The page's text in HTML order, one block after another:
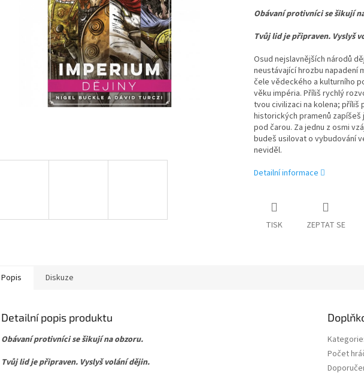
Obávaní protivníci se šikují
Tvůj lid je připraven. Vyslyš
Osud nejslavnějších národů
neustávající hrozbu napadení
čele vědeckého a kulturního
věku impéria. Příliš rychlý
tvou civilizaci na kolena; příliš
historických pramenů zapíšeš
pod čarou. Za jednu z osmi
budeš usilovat o vybudování
neviděl.
Detailní informace
TISK ZEPTAT SE
Popis Diskuze
Detailní popis produktu
Obávaní protivníci se šikují na obzoru.
Tvůj lid je připraven. Vyslyš volání dějin.
Kategorie
Počet